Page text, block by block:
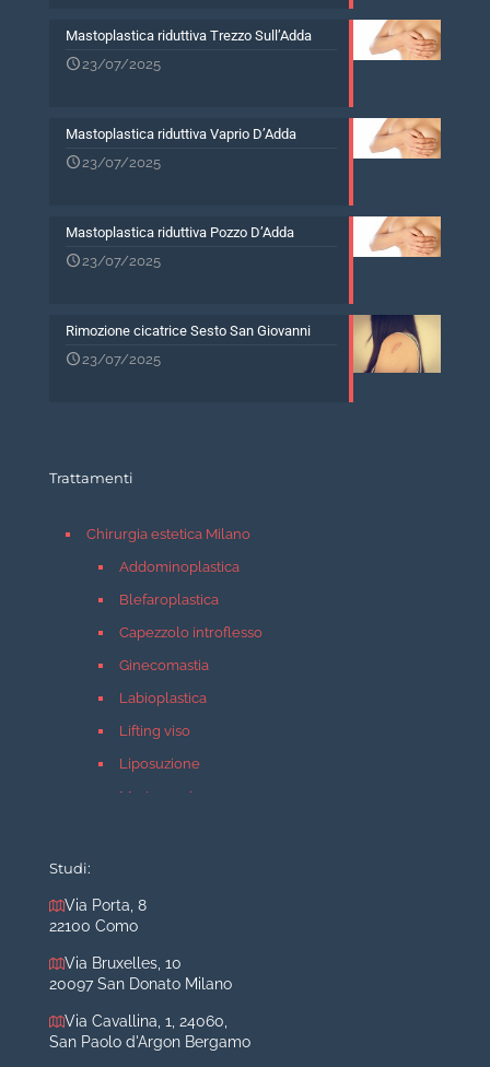
Mastoplastica riduttiva Trezzo Sull’Adda
23/07/2025
Mastoplastica riduttiva Vaprio D’Adda
23/07/2025
Mastoplastica riduttiva Pozzo D’Adda
23/07/2025
Rimozione cicatrice Sesto San Giovanni
23/07/2025
Trattamenti
Chirurgia estetica Milano
Addominoplastica
Blefaroplastica
Capezzolo introflesso
Ginecomastia
Labioplastica
Lifting viso
Liposuzione
Mastopessi
Rinoplastica
Medicina estetica Milano
Acido ialuronico viso
Aumento labbra
Studi:
Via Porta, 8
22100 Como
Via Bruxelles, 10
20097 San Donato Milano
Via Cavallina, 1, 24060,
San Paolo d'Argon Bergamo